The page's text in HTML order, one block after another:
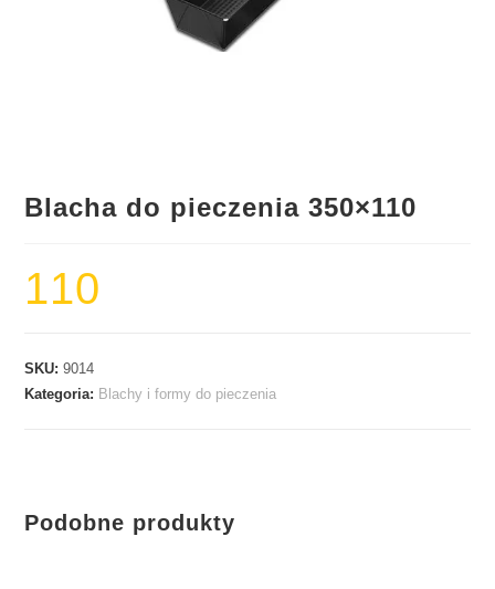
Blacha do pieczenia 350×110
110
SKU:9014
Kategoria: Blachy i formy do pieczenia
Podobne produkty